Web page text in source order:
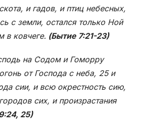
и гадов, и птиц небесных,
с земли, остался только Ной
в ковчеге. (Бытие 7:21-23)
на Содом и Гоморру
от Господа с неба, 25 и
сии, и всю окрестность сию,
сих, и произрастания
25)